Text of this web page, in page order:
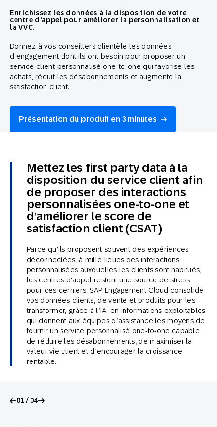
Enrichissez les données à la disposition de votre
centre d'appel pour améliorer la personnalisation et
la VVC.
Donnez à vos conseillers clientèle les données
d’engagement dont ils ont besoin pour proposer un
service client personnalisé one-to-one qui favorise les
achats, réduit les désabonnements et augmente la
satisfaction client.
Présentation du produit en 3 minutes
Mettez les first party data à la
disposition du service client afin
de proposer des interactions
personnalisées one-to-one et
d’améliorer le score de
satisfaction client (CSAT)
Parce qu’ils proposent souvent des expériences
déconnectées, à mille lieues des interactions
personnalisées auxquelles les clients sont habitués,
les centres d'appel restent une source de stress
pour ces derniers. SAP Engagement Cloud consolide
vos données clients, de vente et produits pour les
transformer, grâce à l’IA, en informations exploitables
qui donnent aux équipes d’assistance les moyens de
fournir un service personnalisé one-to-one capable
de réduire les désabonnements, de maximiser la
valeur vie client et d’encourager la croissance
rentable.
01 / 04